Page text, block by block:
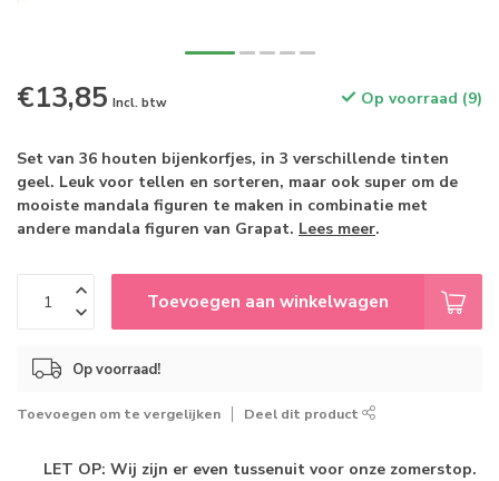
€13,85 Incl. btw Op voorraad (9)
Set van 36 houten bijenkorfjes, in 3 verschillende tinten
geel. Leuk voor tellen en sorteren, maar ook super om de
mooiste mandala figuren te maken in combinatie met
andere mandala figuren van Grapat. Lees meer.
Toevoegen aan winkelwagen
Op voorraad!
Toevoegen om te vergelijken Deel dit product
LET OP: Wij zijn er even tussenuit voor onze zomerstop.